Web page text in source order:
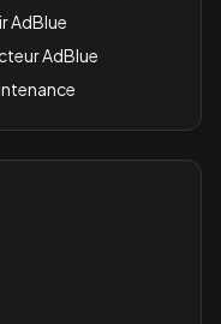
AdBlue
AdBlue